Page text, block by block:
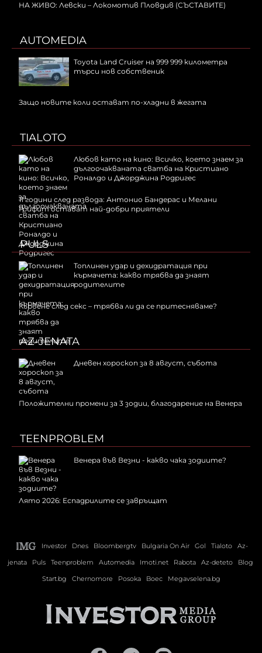
НА ЖИВО: Левски – Локомотив Пловдив (СЪСТАВИТЕ)
AUTOMEDIA
Toyota Land Cruiser на 999 999 километра
търси нов собственик
Защо новите коли остават по-хладни в жегата
TIALOTO
Любов като на кино: Всичко, което знаем за
дългоочакваната сватба на Кристиано
Роналдо и Джорджина Родригес
11 години след развода: Антонио Бандерас и Мелани
Грифит остават най-добри приятели
PULS
Топлинен удар и дехидратация при
кърмачета: какво трябва да знаят
родителите
Кървене след секс – трябва ли да се притесняваме?
AZ-JENATA
Дневен хороскоп за 8 август, събота
Положителни промени за 3 зодии, благодарение на Венера
TEENPROBLEM
Венера във Везни - какво чака зодиите?
Лято 2026: Еспадрилите се завръщат
Investor Dnes Bloombergtv Bulgaria On Air Gol Tialoto
Az-
jenata
Puls Teenproblem Automedia Imoti.net Rabota Az-deteto
Blog
Start.bg
Chernomore Posoka Boec Megavselena.bg